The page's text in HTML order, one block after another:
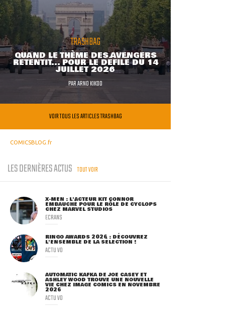
TRASHBAG
QUAND LE THÈME DES AVENGERS
RETENTIT... POUR LE DÉFILÉ DU 14
JUILLET 2026
PARARNO KIKOO
VOIR TOUS LES ARTICLES TRASHBAG
COMICSBLOG.fr
LES DERNIÈRES ACTUS TOUT VOIR
X-MEN : L'ACTEUR KIT CONNOR
EMBAUCHÉ POUR LE RÔLE DE CYCLOPS
CHEZ MARVEL STUDIOS
ECRANS
RINGO AWARDS 2026 : DÉCOUVREZ
L'ENSEMBLE DE LA SÉLECTION !
ACTU VO
AUTOMATIC KAFKA DE JOE CASEY ET
ASHLEY WOOD TROUVE UNE NOUVELLE
VIE CHEZ IMAGE COMICS EN NOVEMBRE
2026
ACTU VO